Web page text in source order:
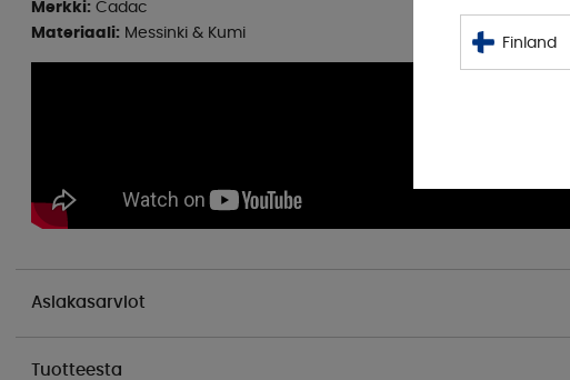
Merkki: Cadac
Materiaali: Messinki & Kumi
Asiakasarviot
Tuotteesta
Finland